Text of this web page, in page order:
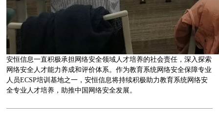
安恒信息一直积极承担网络安全领域人才培养的社会责任，深入探索
网络安全人才能力养成和评价体系。作为教育系统网络安全保障专业
人员ECSP培训基地之一，安恒信息将持续积极助力教育系统网络安
全专业人才培养，助推中国网络安全发展。